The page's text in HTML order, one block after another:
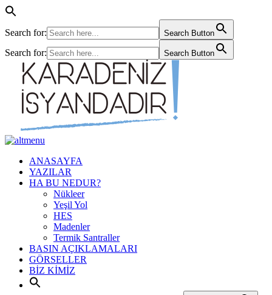
Search for: Search Button
Search for: Search Button
ANASAYFA
YAZILAR
HA BU NEDUR?
Nükleer
Yeşil Yol
HES
Madenler
Termik Santraller
BASIN AÇIKLAMALARI
GÖRSELLER
BİZ KİMİZ